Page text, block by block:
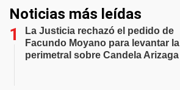
Noticias más leídas
La Justicia rechazó el pedido de
Facundo Moyano para levantar la
perimetral sobre Candela Arizaga